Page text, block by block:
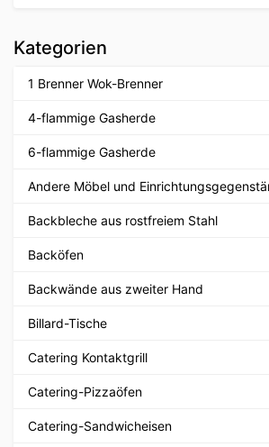
Kategorien
1 Brenner Wok-Brenner
4-flammige Gasherde
6-flammige Gasherde
Andere Möbel und
Backbleche aus rostfreiem Stahl
Backöfen
Backwände aus zweiter Hand
Billard-Tische
Catering Kontaktgrill
Catering-Pizzaöfen
Catering-Sandwicheisen